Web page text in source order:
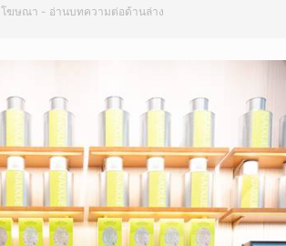
โฆษณา - อ่านบทความต่อด้านล่าง